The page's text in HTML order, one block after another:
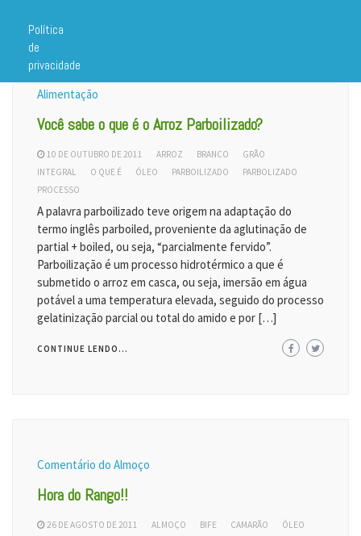
Política
de
privacidade
óleo
Alimentação
Você sabe o que é o Arroz Parboilizado?
10 DE OUTUBRO DE 2011 ARROZ BRANCO
GRÃO
INTEGRAL
O QUE É ÓLEO PARBOILIZADO
PARBOLIZADO
PROCESSO
A palavra parboilizado teve origem na adaptação do
termo inglês parboiled, proveniente da aglutinação de
partial + boiled, ou seja, “parcialmente fervido”.
Parboilização é um processo hidrotérmico a que é
submetido o arroz em casca, ou seja, imersão em água
potável a uma temperatura elevada, seguido do processo
gelatinização parcial ou total do amido e por […]
CONTINUE LENDO...
Comentário do Almoço
Hora do Rango!!
26 DE AGOSTO DE 2011 ALMOÇO BIFE CAMARÃO
ÓLEO